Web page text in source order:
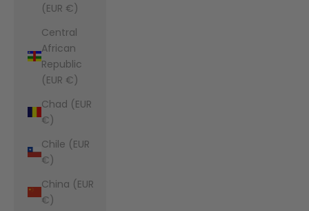
(EUR €)
Central
African
Republic
(EUR €)
Chad (EUR
€)
Chile (EUR
€)
China (EUR
€)